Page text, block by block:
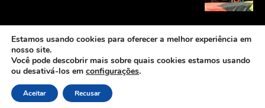
Representatividade na infância: o papel da
escola na formação de uma sociedade mais
justa e equitativa
26/04/2024
Estamos usando cookies para oferecer a melhor experiência em
nosso site.
Você pode descobrir mais sobre quais cookies estamos usando
ou desativá-los em configurações.
Aceitar Recusar